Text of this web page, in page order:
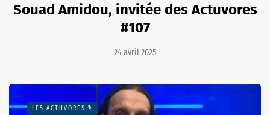
Souad Amidou, invitée des Actuvores
#107
24 avril 2025
LES ACTUVORES 🎙